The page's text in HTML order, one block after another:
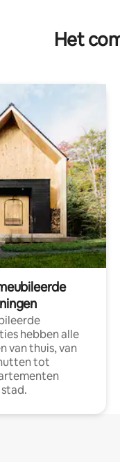
Het
hebben alle
van thuis, van
tot